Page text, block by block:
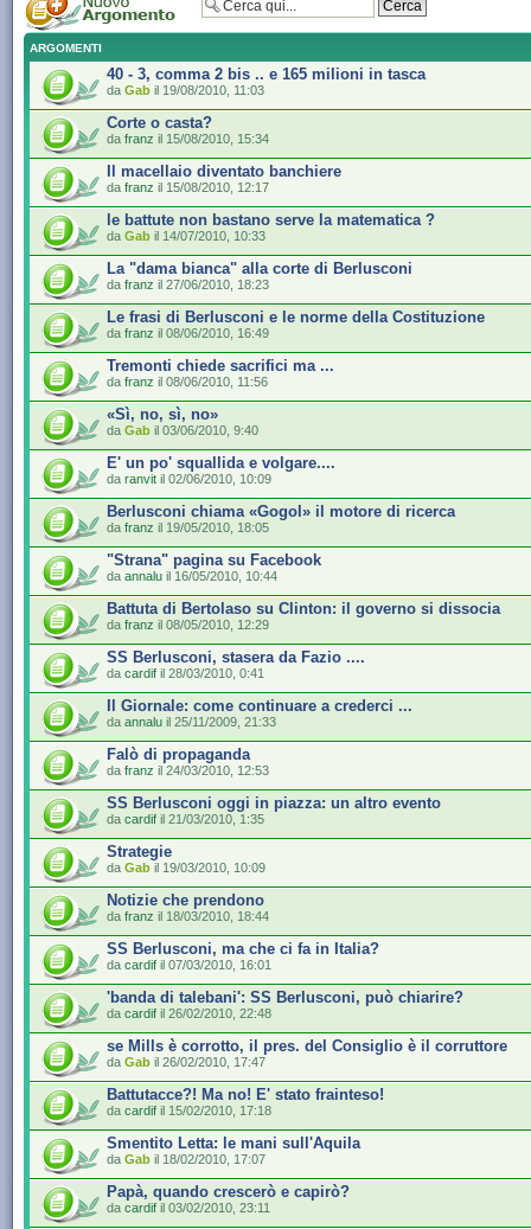
ARGOMENTI
40 - 3, comma 2 bis .. e 165 milioni in tasca
da Gab il 19/08/2010, 11:03
Corte o casta?
da franz il 15/08/2010, 15:34
Il macellaio diventato banchiere
da franz il 15/08/2010, 12:17
le battute non bastano serve la matematica ?
da Gab il 14/07/2010, 10:33
La "dama bianca" alla corte di Berlusconi
da franz il 27/06/2010, 18:23
Le frasi di Berlusconi e le norme della Costituzione
da franz il 08/06/2010, 16:49
Tremonti chiede sacrifici ma ...
da franz il 08/06/2010, 11:56
«Sì, no, sì, no»
da Gab il 03/06/2010, 9:40
E' un po' squallida e volgare....
da ranvit il 02/06/2010, 10:09
Berlusconi chiama «Gogol» il motore di ricerca
da franz il 19/05/2010, 18:05
"Strana" pagina su Facebook
da annalu il 16/05/2010, 10:44
Battuta di Bertolaso su Clinton: il governo si dissocia
da franz il 08/05/2010, 12:29
SS Berlusconi, stasera da Fazio ....
da cardif il 28/03/2010, 0:41
Il Giornale: come continuare a crederci ...
da annalu il 25/11/2009, 21:33
Falò di propaganda
da franz il 24/03/2010, 12:53
SS Berlusconi oggi in piazza: un altro evento
da cardif il 21/03/2010, 1:35
Strategie
da Gab il 19/03/2010, 10:09
Notizie che prendono
da franz il 18/03/2010, 18:44
SS Berlusconi, ma che ci fa in Italia?
da cardif il 07/03/2010, 16:01
'banda di talebani': SS Berlusconi, può chiarire?
da cardif il 26/02/2010, 22:48
se Mills è corrotto, il pres. del Consiglio è il corruttore
da Gab il 26/02/2010, 17:47
Battutacce?! Ma no! E' stato frainteso!
da cardif il 15/02/2010, 17:18
Smentito Letta: le mani sull'Aquila
da Gab il 18/02/2010, 17:07
Papà, quando crescerò e capirò?
da cardif il 03/02/2010, 23:11